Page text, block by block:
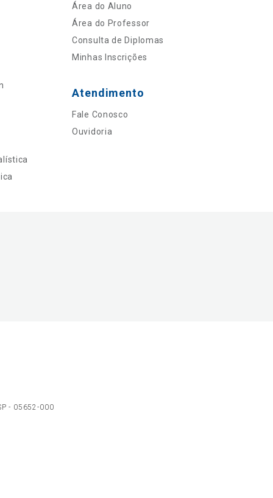
Área do Aluno
Área do Professor
Consulta de Diplomas
Minhas Inscrições
Atendimento
Fale Conosco
Ouvidoria
- 05652-000